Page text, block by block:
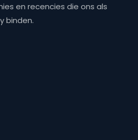
en recencies die ons als
binden.